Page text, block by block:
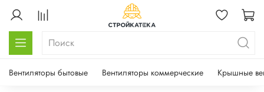
Вентиляторы бытовые Вентиляторы коммерческие Крышные